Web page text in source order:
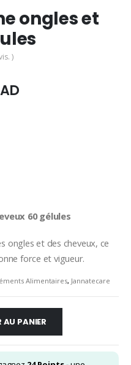
ongles et
)
Le
60 gélules
ongles et des cheveux, ce
force et vigueur.
Alimentaires, Jannatecare
AU PANIER